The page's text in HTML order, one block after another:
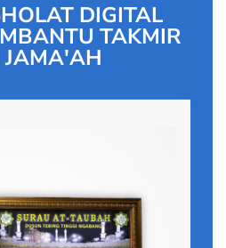
DIGITAL
TAKMIR